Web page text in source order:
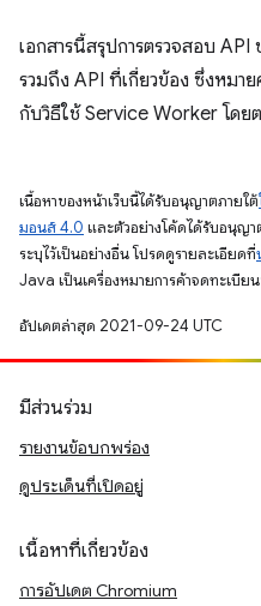
เอกสารนี้สรุปการตรวจสอบ API
รวมถึง API ที่เกี่ยวข้อง ซึ่งหมา
กับวิธีใช้ Service Worker โดย
เนื้อหาของหน้าเว็บนี้ได้รับอนุญาตภายใต้
มอนส์ 4.0 และตัวอย่างโค้ดได้รับอนุญา
ระบุไว้เป็นอย่างอื่น โปรดดูรายละเอียดที่
Java เป็นเครื่องหมายการค้าจดทะเบี
อัปเดตล่าสุด 2021-09-24 UTC
มีส่วนร่วม
รายงานข้อบกพร่อง
ดูประเด็นที่เปิดอยู่
เนื้อหาที่เกี่ยวข้อง
การอัปเดต Chromium